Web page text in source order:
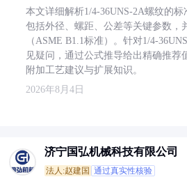
本文详细解析1/4-36UNS-2A螺纹的标
包括外径、螺距、公差等关键参数，
（ASME B1.1标准）。针对1/4-
见疑问，通过公式推导给出精确推荐
附加工艺建议与扩展知识。
2026年8月4日
济宁国弘机械科技有限公司
法人:赵建国 通过真实性核验